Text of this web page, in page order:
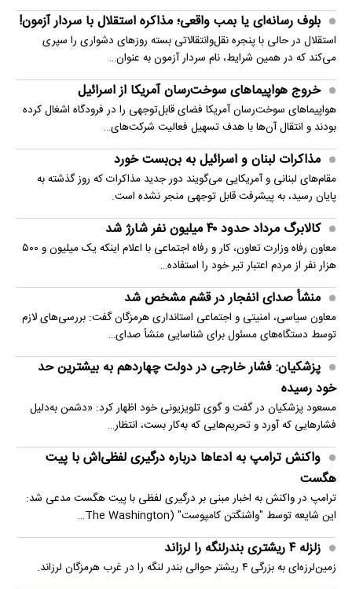
بلوف رسانه‌ای یا بمب واقعی؛ مذاکره استقلال با سردار آزمون!
استقلال در حالی با پنجره نقل‌وانتقالاتی بسته روزهای دشواری را سپری
می‌کند که در همین شرایط، نام سردار آزمون به عنوان…
خروج هواپیماهای سوخت‌رسان آمریکا از اسرائیل
هواپیماهای سوخت‌رسان آمریکا فضای قابل‌توجهی را در فرودگاه اشغال کرده
بودند و انتقال آن‌ها با هدف تسهیل فعالیت شرکت‌های…
مذاکرات لبنان و اسرائیل به بن‌بست خورد
مقام‌های لبنانی و آمریکایی می‌گویند دور جدید مذاکرات که روز گذشته به
پایان رسید، به پیشرفت قابل توجهی منجر نشده است.
کالابرگ مرداد حدود ۴۰‌ میلیون نفر شارژ شد
معاون رفاه وزارت تعاون، کار و رفاه اجتماعی با اعلام اینکه یک میلیون و ۵۰۰
هزار نفر از مردم اعتبار تیر خود را استفاده…
منشأ صدای انفجار در قشم مشخص شد
معاون سیاسی، امنیتی و اجتماعی استانداری هرمزگان گفت: بررسی‌های لازم
توسط دستگاه‌های مسئول برای شناسایی منشأ صدای…
پزشکیان: فشار خارجی در دولت چهاردهم به بیشترین حد
خود رسیده
مسعود پزشکیان در گفت و گوی تلویزیونی خود اظهار کرد: «دشمن به‌دلیل
فشارهایی که آورد و تحریم‌هایی که به‌کار بست، انتظار…
واکنش ترامپ به ادعاها درباره درگیری لفظی‌اش با پیت
هگست
ترامپ در واکنش به اخبار مبنی بر درگیری لفظی با پیت هگست مدعی شد:
این شایعه توسط "واشنگتن کامپوست" (The Washington…
زلزله ۴ ریشتری بندرلنگه را لرزاند
زمین‌لرزه‌ای به بزرگی ۴ ریشتر حوالی بندر لنگه را در غرب هرمزگان لرزاند.